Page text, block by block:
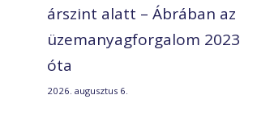
árszint alatt – Ábrában az
üzemanyagforgalom 2023
óta
2026. augusztus 6.